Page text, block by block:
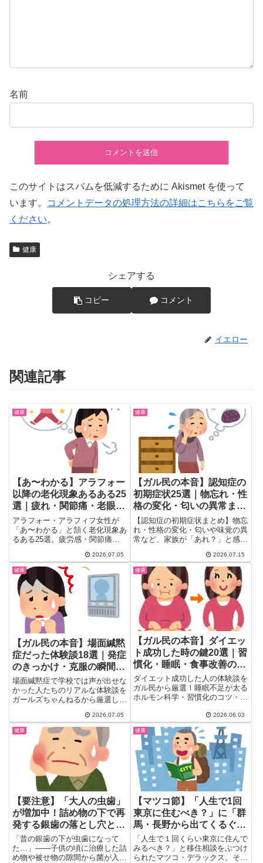
名前
このサイトはスパムを低減するために Akismet を使って
います。
コメントデータの処理方法の詳細はこちらをご覧
ください。
健康
シェアする
コピー コメント
イエロー
関連記事
健康
【あ〜わかる】アラフォー
以降の老化現象あるある25
選｜疲れ・関節痛・老眼・
物忘れのリアルな本音
アラフォー・アラフィフ女性が
「あ〜わかる」と頷く老化現象あ
るある25選。疲労感・関節痛・
れ・更年期の不調まで、ガル民
177人のリアルな体験談を厳選紹
介。漢方薬やパーソナルトレーニ
ングなど、実際に効果があった対
策のヒントもまとめました。
2026.07.05
健康
【ガル民の本音】認知症の
初期症状25選｜物忘れ・性
格の変化・匂いの異常まで
実体験
【認知症の初期症状まとめ】物忘
れ・性格の変化・匂いや味覚の異
常など、家族が「あれ？」と感じ
証言。若年性認知症のサインや通
帳・お金まわりの異変、病院受診
のタイミングまで、検索しても出
てこないリアルな本音を一気にチ
ェックできます。
2026.07.15
健康
【ガル民の本音】場面緘黙
症だった体験談18選｜発症
のきっかけ・克服の瞬間・
大人になっても続く後遺症
場面緘黙症で学校では声が出せな
かった人たちのリアルな体験談を
ガールズちゃんねるから厳選しま
い先生の対応、話せるようになっ
た瞬間、大人になっても続く後遺
症まで、当事者と周囲の声を交え
て詳しくまとめて紹介していま
2026.07.05
健康
【ガル民の本音】ダイエッ
ト成功した時の鍵20選｜習
慣化・睡眠・食事改善のリ
アル体験
ダイエット成功した人の体験談を
ガル民から厳選！睡眠不足が太る
ホルモン科学・習慣化のコツ・食
法を20選でまとめました。40
代・アラフォーからでも遅くな
い、リバウンドしない方法が満載
です。
2026.06.03
健康
【要注意】「大人の虫歯」
が増加中！詰め物の下で再
発する銀歯の落とし穴とガ
ル民のリアルな体験談
「昔の銀歯の下が虫歯になって
た…」——子供の頃に治療した詰
め物や被せ物の隙間から菌が入り
健康
【マツコ節】「人生で1回
東京に住むべき？」に「群
馬・長野から出てくるぐら
いがちょうどいい」｜ガル
民の東京移住論争まとめ
「人生で１回くらい東京に住んで
みるべき？」と移住相談をぶつけ
られたマツコ・デラックス。その